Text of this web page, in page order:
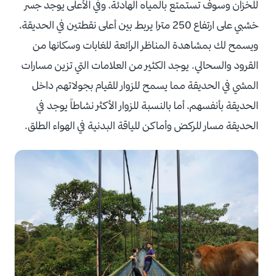
للخزان وسوف تستمتع بالمياه الهادئة، وفي الأعلى يوجد جسر
خشبي على ارتفاع 250 مترا يربط بين أعلى نقطتين في الحديقة،
ويسمح لك بمشاهدة المناظر الرائعة للغابات وسكانها من
القرود والسحالي. يوجد الكثير من العلامات التي تزين مسارات
المشي في الحديقة مما يسمح للزوار للقيام بجولاتهم داخل
الحديقة بأنفسهم، أما بالنسبة للزوار الأكثر نشاطاً يوجد في
الحديقة مسار للركض وأماكن للياقة البدنية في الهواء الطلق.